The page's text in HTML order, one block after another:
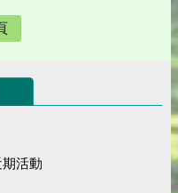
期活動